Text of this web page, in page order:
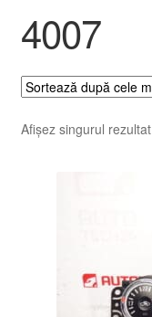
Coș
Despre noi
Plângere
4007
Afișez singurul rezultat